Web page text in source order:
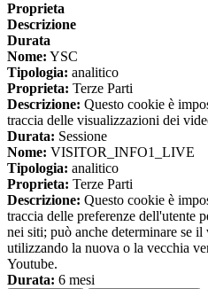
Proprieta
Descrizione
Durata
Nome: YSC
Tipologia: analitico
Proprieta: Terze Parti
Descrizione: Questo cookie è
traccia delle visualizzazioni dei
Durata: Sessione
Nome: VISITOR_INFO1_LIVE
Tipologia: analitico
Proprieta: Terze Parti
Descrizione: Questo cookie è
traccia delle preferenze dell'utente
nei siti; può anche determinare se
utilizzando la nuova o la vecchia
Youtube.
Durata: 6 mesi